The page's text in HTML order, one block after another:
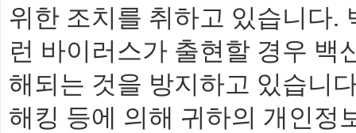
위한 조치를 취하고 있습니다.
런 바이러스가 출현할 경우 백
해되는 것을 방지하고 있습니
해킹 등에 의해 귀하의 개인정